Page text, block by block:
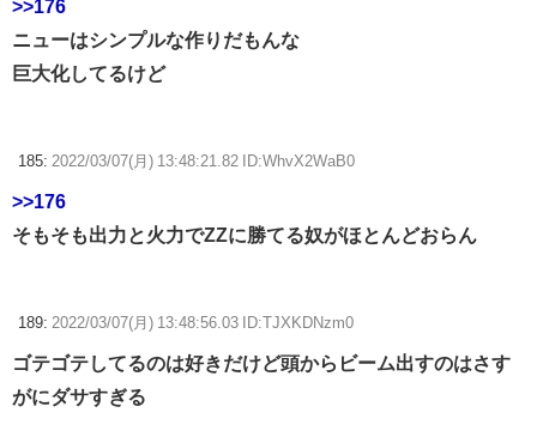
>>176
ニューはシンプルな作りだもんな
巨大化してるけど
185: 2022/03/07(月) 13:48:21.82 ID:WhvX2WaB0
>>176
そもそも出力と火力でZZに勝てる奴がほとんどおらん
189: 2022/03/07(月) 13:48:56.03 ID:TJXKDNzm0
ゴテゴテしてるのは好きだけど頭からビーム出すのはさす
がにダサすぎる